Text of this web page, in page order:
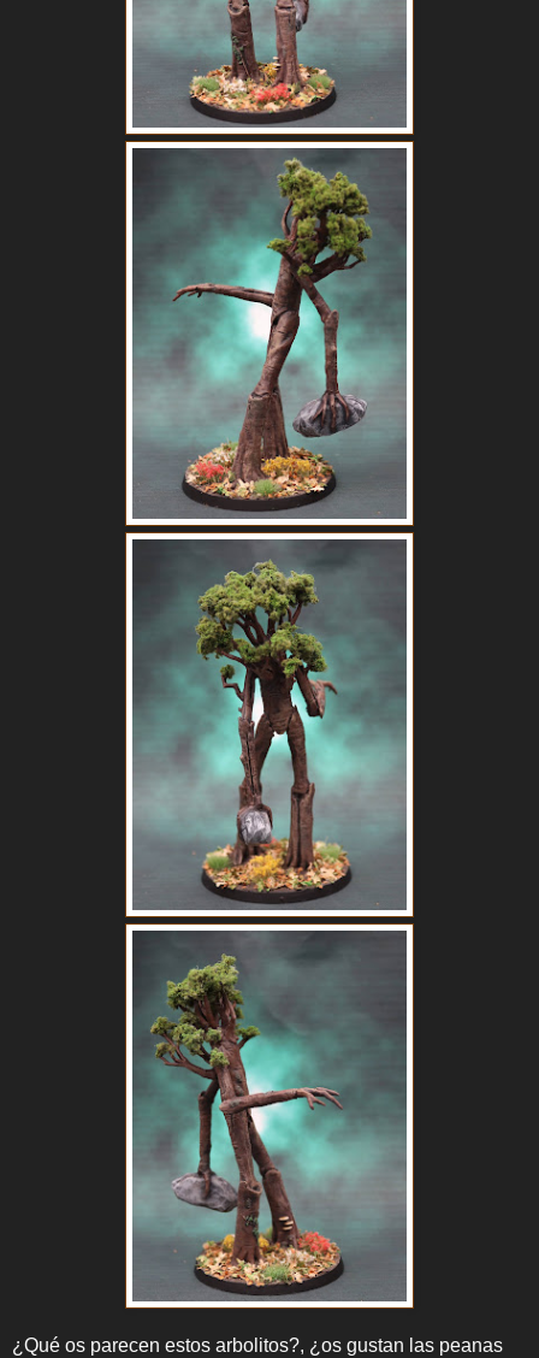
¿Qué os parecen estos arbolitos?, ¿os gustan las peanas